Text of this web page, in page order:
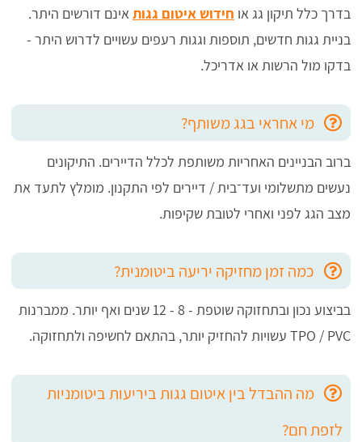
בדרך כלל תיקון גג או חידוש איטום גגותאינם דורשים היתר.
בניית גגות חדשים, תוספות וגגות רעפים עשויים לדרוש היתר -
בדקו מול הרשות או אדריכל.
מי אחראי בגג משותף?
ברוב הבניינים האחריות משותפת לכלל הדיירים. התיקונים
נעשים מתשלומי ועד־בית / דיירים לפי התקנון. מומלץ לתעד את
מצב הגג לפני ואחרי לטובת שקיפות.
כמה זמן מחזיקה יריעה ביטומנית?
בביצוע נכון ובתחזוקה שוטפת - 8 - 12 שנים ואף יותר. ממברנות
TPO / PVC עשויות להחזיק יותר, בהתאם לחשיפה ולתחזוקה.
מה ההבדל בין איטום גגות ביריעות ביטומניות
לזפת חם?